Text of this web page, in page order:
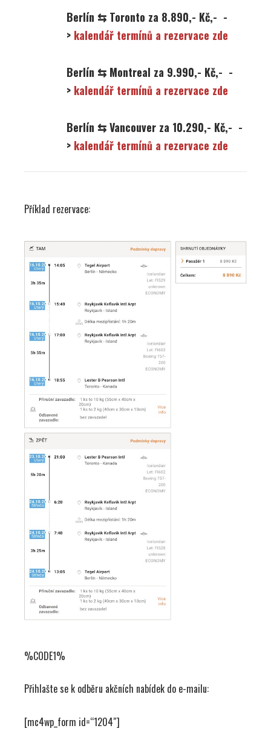
Berlín ⇆ Toronto za 8.890,- Kč,- -
> kalendář termínů a rezervace zde
Berlín ⇆ Montreal za 9.990,- Kč,- -
> kalendář termínů a rezervace zde
Berlín ⇆ Vancouver za 10.290,- Kč,- -
> kalendář termínů a rezervace zde
Příklad rezervace:
%CODE1%
Přihlašte se k odběru akčních nabídek do e-mailu:
[mc4wp_form id=“1204″]